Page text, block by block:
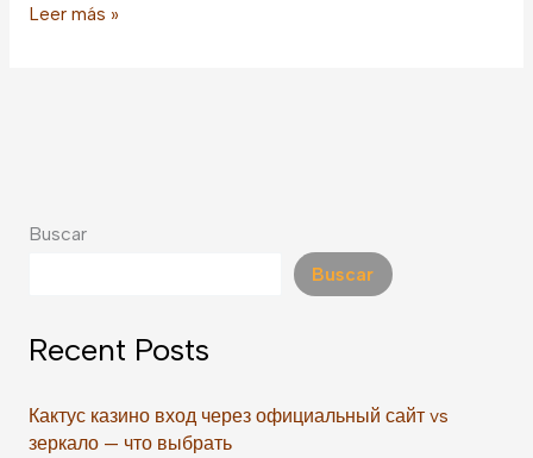
Unlocking
Leer más »
Buscar
Buscar
Recent Posts
Кактус казино вход через официальный сайт vs
зеркало — что выбрать